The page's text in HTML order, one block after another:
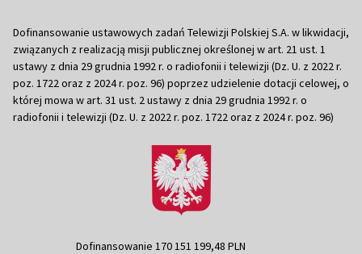
Dofinansowanie ustawowych zadań Telewizji Polskiej S.A. w likwidacji,
związanych z realizacją misji publicznej określonej w art. 21 ust. 1
ustawy z dnia 29 grudnia 1992 r. o radiofonii i telewizji (Dz. U. z 2022 r.
poz. 1722 oraz z 2024 r. poz. 96) poprzez udzielenie dotacji celowej, o
której mowa w art. 31 ust. 2 ustawy z dnia 29 grudnia 1992 r. o
radiofonii i telewizji (Dz. U. z 2022 r. poz. 1722 oraz z 2024 r. poz. 96)
Dofinansowanie 170 151 199,48 PLN